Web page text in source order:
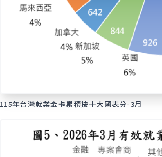
115年台灣就業金卡累積按十大國表分-3月